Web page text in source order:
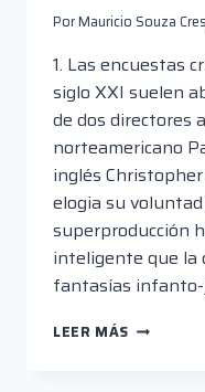
PorMauricio Souza
1. Las encuestas
siglo XXI suelen
de dos directores
norteamericano
inglés
elogia su
superproducción
inteligente que la
fantasías
LEER MÁS LA